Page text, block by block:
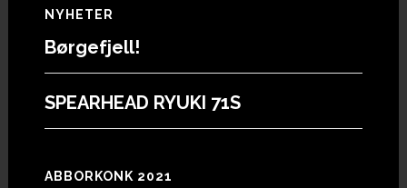
Footer
NYHETER
Børgefjell!
SPEARHEAD RYUKI 71S
ABBORKONK 2021